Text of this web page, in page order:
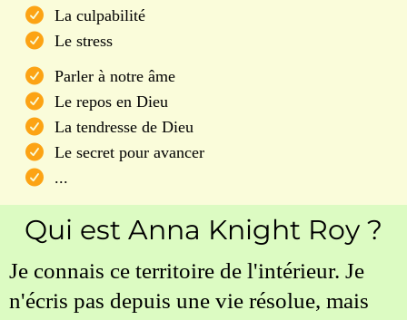
La culpabilité
Le stress
Parler à notre âme
Le repos en Dieu
La tendresse de Dieu
Le secret pour avancer
...
Qui est Anna Knight Roy ?
Je connais ce territoire de l'intérieur. Je
n'écris pas depuis une vie résolue, mais